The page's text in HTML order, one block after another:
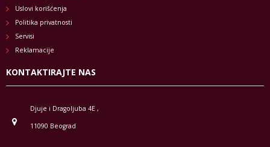
Uslovi korišćenja
Politika privatnosti
Servisi
Reklamacije
KONTAKTIRAJTE NAS
Djuje i Dragoljuba 4E ,
11090 Beograd